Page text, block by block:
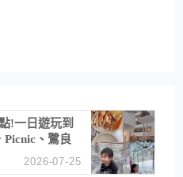
!一日遊玩到
Picnic、鷺良
》拍攝地、漢
2026-07-25